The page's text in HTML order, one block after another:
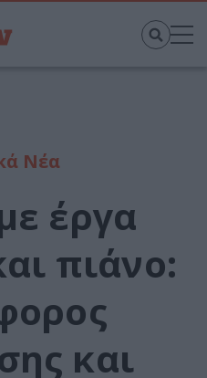
Νέα
έργα
πιάνο:
και